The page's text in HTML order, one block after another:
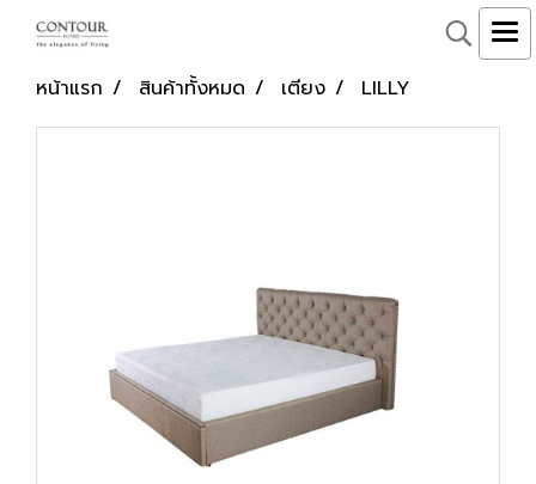
หน้าแรก สินค้าทั้งหมด เตียง LILLY